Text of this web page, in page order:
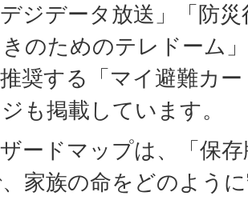
ジデータ放送」「防
のためのテレドーム
奨する「マイ避難カ
も掲載しています。
ードマップは、「保
家族の命をどのよう